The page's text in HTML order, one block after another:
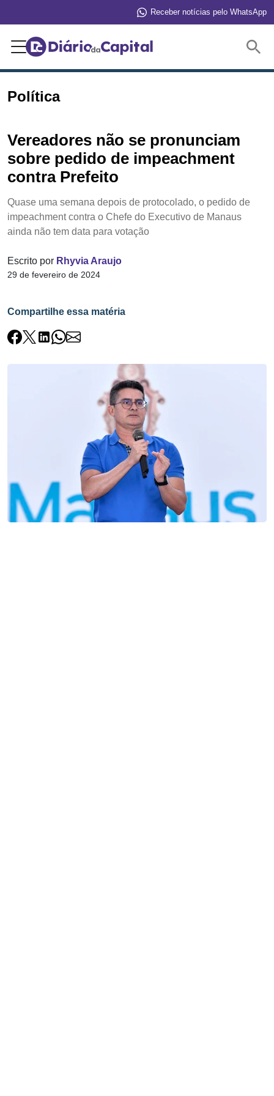
Receber notícias pelo WhatsApp
Política
Vereadores não se pronunciam
sobre pedido de impeachment
contra Prefeito
Quase uma semana depois de protocolado, o pedido de
impeachment contra o Chefe do Executivo de Manaus
ainda não tem data para votação
Escrito por Rhyvia Araujo
29 de fevereiro de 2024
Compartilhe essa matéria